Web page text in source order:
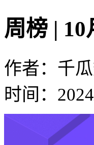
周榜 |
作者：千
时间：